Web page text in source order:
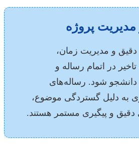
پروژه
دقیق و مدیریت زمان،
در اتمام رساله و
شود. رساله‌های
به دلیل گستردگی موضوع،
دقیق و پیگیری مستمر هستند.